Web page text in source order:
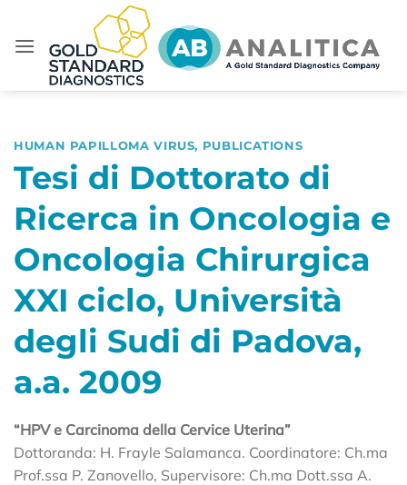
content
HUMAN PAPILLOMA VIRUS, PUBLICATIONS
Tesi di Dottorato di
Ricerca in Oncologia e
Oncologia Chirurgica
XXI ciclo, Università
degli Sudi di Padova,
a.a. 2009
“HPV e Carcinoma della Cervice Uterina”
Dottoranda: H. Frayle Salamanca. Coordinatore: Ch.ma
Prof.ssa P. Zanovello, Supervisore: Ch.ma Dott.ssa A.